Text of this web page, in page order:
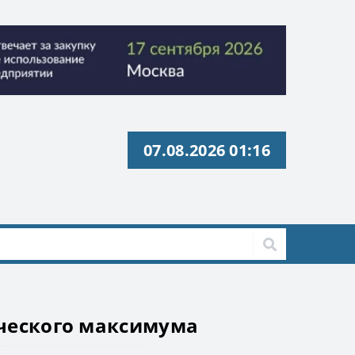
ИНН 9729326695 Токен: 2VtzquzomsY
ИНН 9729326695 Токен: 2VtzquzomsY
07.08.2026 01:16
максимума